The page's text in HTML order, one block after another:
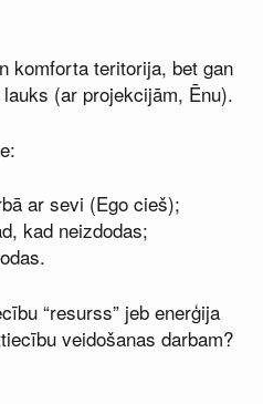
komforta teritorija, bet gan
(ar projekcijām, Ēnu).
ar sevi (Ego cieš);
kad neizdodas;
“resurss” jeb enerģija
veidošanas darbam?